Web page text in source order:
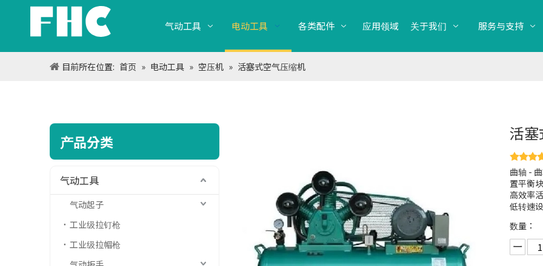
气动工具 电动工具 各类配件 应用领域 关于我们 服务与支持
目前所在位置: 首页 » 电动工具 » 空压机 » 活塞式空气压缩机
产品分类
气动工具
气动起子
工业级拉钉枪
工业级拉帽枪
活
曲轴 -
置平衡
高效率
低转速
数量：